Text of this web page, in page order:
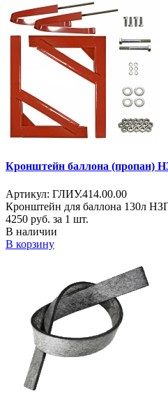
Кронштейн баллона (пропан)
Артикул: ГЛИУ.414.00.00
Кронштейн для баллона 130л
4250 руб. за 1 шт.
В наличии
В корзину